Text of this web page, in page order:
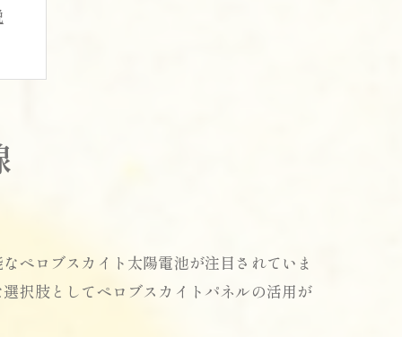
ペロブスカイト太陽電池が注目されていま
択肢としてペロブスカイトパネルの活用が